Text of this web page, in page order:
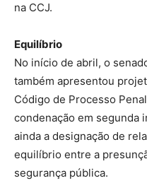
na CCJ.
Equilíbrio
No início de abril, o
também apresentou
Código de Processo
condenação em segunda
ainda a designação de
equilíbrio entre a
segurança pública.